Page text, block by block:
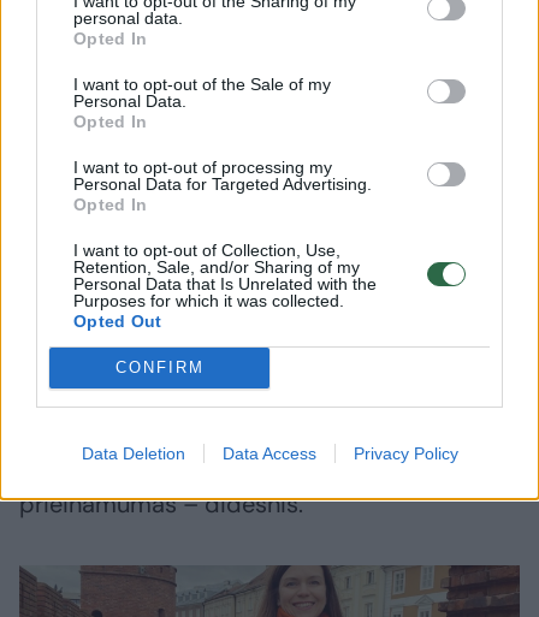
personal data.
Opted In
I want to opt-out of the Sale of my
Personal Data.
Opted In
I want to opt-out of processing my
Personal Data for Targeted Advertising.
Opted In
I want to opt-out of Collection, Use,
Retention, Sale, and/or Sharing of my
Personal Data that Is Unrelated with the
Purposes for which it was collected.
Opted Out
CONFIRM
Data Deletion Data Access Privacy Policy
rūkalų negalėtų įsigyti jaunesni, nei 20 metų
amžiaus žmonės, kaip yra siūloma, taikant
griežtesnę teisinę atsakomybę tiems, kurie
platina, nuperka medžiagų draudžiamų
nepilnamečiams“.
Pamačius netinkamą elgesį – iš karto
stabdyt
Viliui susidaro įspūdis, kad situacija šiek tiek
gerėja. Tačiau reikia turėti omenyje, jog dirba
kitų didelių miestų mokiniais, kur kvaišalų
prieinamumas – didesnis.